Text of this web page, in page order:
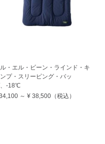
・エル・ビーン・ラインド・キ
プ・スリーピング・バッ
-18℃
～ ¥ 38,500 （税込）